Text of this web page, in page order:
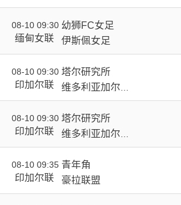
08-10 09:30
缅甸女联
幼狮FC女足
伊斯佩女足
08-10 09:30
印加尔联
塔尔研究所
维多利亚加尔各
答
08-10 09:30
印加尔联
塔尔研究所
维多利亚加尔各
答
08-10 09:35
印加尔联
青年角
豪拉联盟